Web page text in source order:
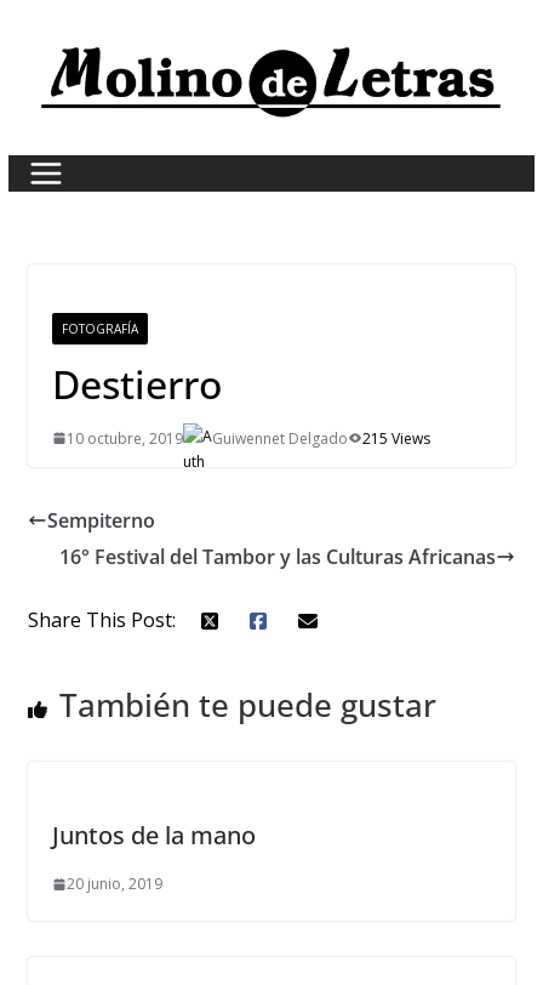
content
FOTOGRAFÍA
Destierro
10 octubre, 2019 Guiwennet Delgado 215 Views
Sempiterno
16° Festival del Tambor y las Culturas Africanas
Share This Post:
También te puede gustar
Juntos de la mano
20 junio, 2019